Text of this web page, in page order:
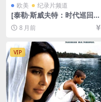
欧美 纪录片频道
[泰勒·斯威夫特：时代巡回演
唱会终场秀]Taylor Swift | T
he Eras Tour | The Final
ow (2025)[百度网盘+夸克网
盘1080P/4K超清未删减资源]
[网盘在线播放/下载][MP4/
GB/23GB][中文字幕]
8 月前
VIP